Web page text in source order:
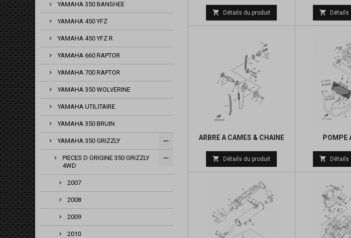
YAMAHA 350 BANSHEE
YAMAHA 450 YFZ
YAMAHA 450 YFZ R
YAMAHA 660 RAPTOR
YAMAHA 700 RAPTOR
YAMAHA 350 WOLVERINE
YAMAHA UTILITAIRE
YAMAHA 350 BRUIN
YAMAHA 350 GRIZZLY
PIECES D ORIGINE 350 GRIZZLY
4WD
2007
2008
2009
2010
Prix
de
 Détails du produit  Détails
ARBRE A CAMES & CHAINE
Prix
de
 Détails du produit
POMPE
 Détails